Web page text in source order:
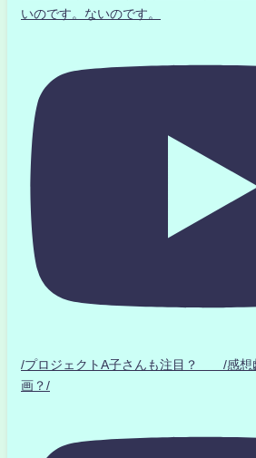
いのです。ないのです。
/プロジェクトA子さんも注目？ /感想
画？/